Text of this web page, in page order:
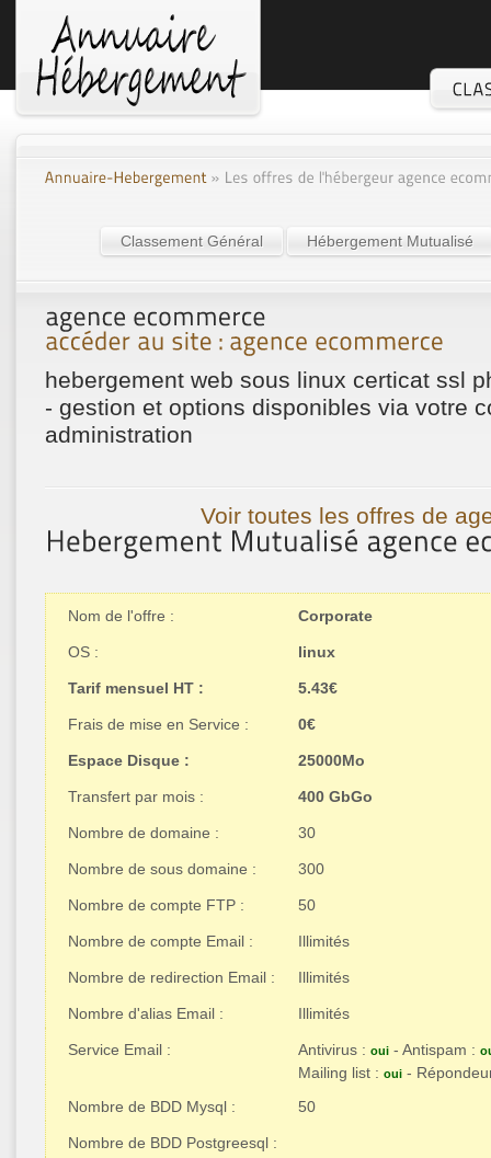
Classement Général Hébergement Mutualisé
hebergement web sous linux certicat ssl
- gestion et options disponibles via votre
administration
Voir toutes les offres de
Nom de l'offre : Corporate
OS : linux
Tarif mensuel HT : 5.43€
Frais de mise en Service : 0€
Espace Disque : 25000Mo
Transfert par mois : 400 GbGo
Nombre de domaine : 30
Nombre de sous domaine : 300
Nombre de compte FTP : 50
Nombre de compte Email : Illimités
Nombre de redirection Email : Illimités
Nombre d'alias Email : Illimités
Service Email : Antivirus : oui - Antispam :
Mailing list : oui -
Nombre de BDD Mysql :
50
Nombre de BDD Postgreesql :